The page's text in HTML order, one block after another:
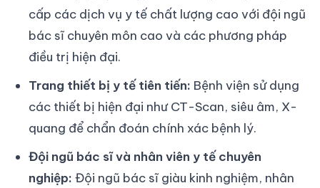
cấp các dịch vụ y tế chất lượng cao với đội ngũ
bác sĩ chuyên môn cao và các phương pháp
điều trị hiện đại.
Trang thiết bị y tế tiên tiến: Bệnh viện sử dụng
các thiết bị hiện đại như CT-Scan, siêu âm, X-
quang để chẩn đoán chính xác bệnh lý.
Đội ngũ bác sĩ và nhân viên y tế chuyên
nghiệp: Đội ngũ bác sĩ giàu kinh nghiệm, nhân